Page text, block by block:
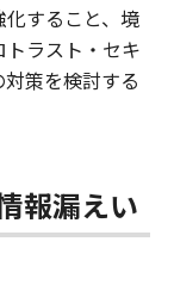
すること、境
ラスト・セキ
策を検討する
報漏えい